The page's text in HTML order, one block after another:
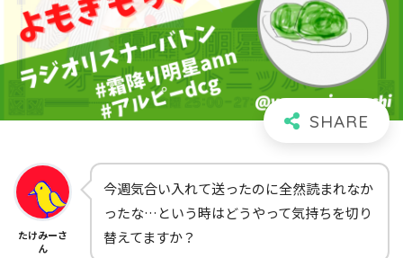
たけみーさ
ん
今週気合い入れて送ったのに全然読まれなか
ったな…という時はどうやって気持ちを切り
替えてますか？